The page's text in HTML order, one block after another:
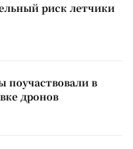
риск летчики
поучаствовали в
дронов